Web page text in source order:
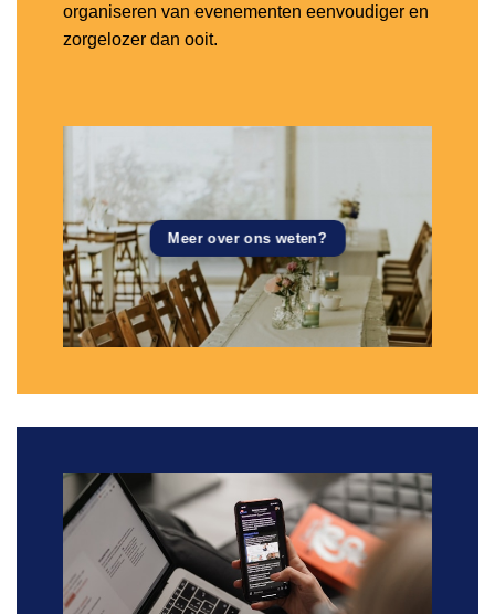
organiseren van evenementen eenvoudiger en
zorgelozer dan ooit.
Meer over ons weten?